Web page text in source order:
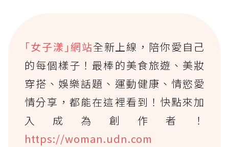
｢女子漾｣網站全新上線，陪你愛自己
的每個樣子！最棒的美食旅遊、美妝
穿搭、娛樂話題、運動健康、情慾愛
情分享，都能在這裡看到！快點來加
入成為創作者！
https://woman.udn.com